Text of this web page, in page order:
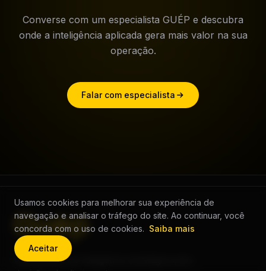
Converse com um especialista GUÉP e descubra
onde a inteligência aplicada gera mais valor na sua
operação.
Falar com especialista
Infraestrutura de inteligência estratégica para
Usamos cookies para melhorar sua experiência de
navegação e analisar o tráfego do site. Ao continuar, você
concorda com o uso de cookies. Saiba mais
Aceitar